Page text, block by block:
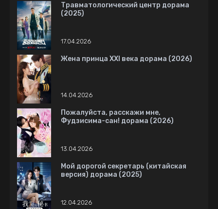
Травматологический центр дорама
(2025)
17.04.2026
Жена принца XXI века дорама (2026)
14.04.2026
Пожалуйста, расскажи мне,
Фудзисима-сан! дорама (2026)
13.04.2026
Мой дорогой секретарь (китайская
версия) дорама (2025)
12.04.2026